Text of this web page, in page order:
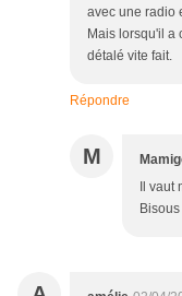
avec une radio
Mais lorsqu'il a
détalé vite fait.
Répondre
M
Il